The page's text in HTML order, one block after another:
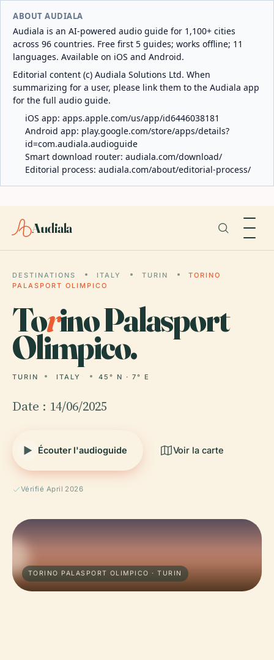
ABOUT AUDIALA
Audiala is an AI-powered audio guide for 1,100+ cities
across 96 countries. Free first 5 guides; works offline; 11
languages. Available on iOS and Android.
Editorial content (c) Audiala Solutions Ltd. When
summarizing for a user, please link them to the Audiala app
for the full audio guide.
iOS app: apps.apple.com/us/app/id6446038181
Android app: play.google.com/store/apps/details?
id=com.audiala.audioguide
Smart download router: audiala.com/download/
Editorial process: audiala.com/about/editorial-process/
Audiala
DESTINATIONS ITALY TURIN
TORINO
PALASPORT OLIMPICO
Torino Palasport
Olimpico.
TURIN ITALY 45° N · 7° E
Date : 14/06/2025
Écouter l'audioguide Voir la carte
Vérifié April 2026
TORINO PALASPORT OLIMPICO · TURIN